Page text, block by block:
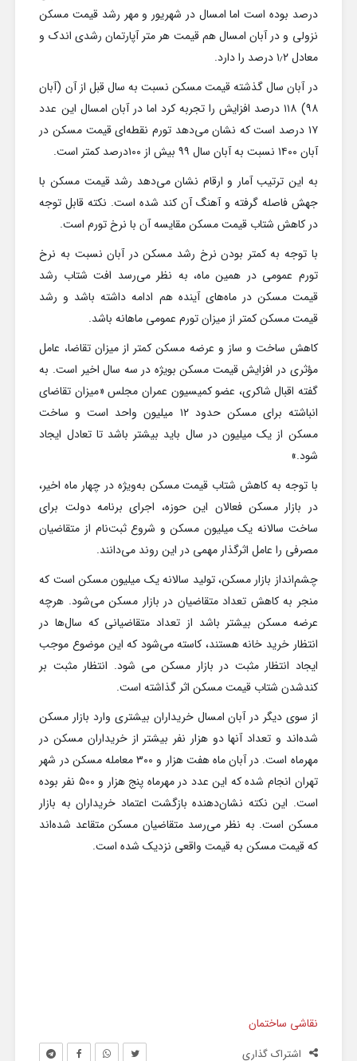
درصد بوده است اما امسال در شهریور و مهر رشد قیمت مسکن
نزولی و در آبان امسال هم قیمت هر متر آپارتمان رشدی اندک و
معادل ۱٫۲ درصد را دارد.
در آبان سال گذشته قیمت مسکن نسبت به سال قبل از آن (آبان
۹۸) ۱۱۸ درصد افزایش را تجربه کرد اما در آبان امسال این عدد
۱۷ درصد است که نشان می‌دهد تورم نقطه‌ای قیمت مسکن در
آبان ۱۴۰۰ نسبت به آبان سال ۹۹ بیش از ۱۰۰درصد کمتر است.
به این ترتیب آمار و ارقام نشان می‌دهد رشد قیمت مسکن با
جهش فاصله گرفته و آهنگ آن کند شده است. نکته قابل توجه
در کاهش شتاب قیمت مسکن مقایسه آن با نرخ تورم است.
با توجه به کمتر بودن نرخ رشد مسکن در آبان نسبت به نرخ
تورم عمومی در همین ماه، به نظر می‌رسد افت شتاب رشد
قیمت مسکن در ماه‌های آینده هم ادامه داشته باشد و رشد
قیمت مسکن کمتر از میزان تورم عمومی ماهانه باشد.
کاهش ساخت و ساز و عرضه مسکن کمتر از میزان تقاضا، عامل
مؤثری در افزایش قیمت مسکن بویژه در سه سال اخیر است. به
گفته اقبال شاکری، عضو کمیسیون عمران مجلس «میزان تقاضای
انباشته برای مسکن حدود ۱۲ میلیون واحد است و ساخت
مسکن از یک میلیون در سال باید بیشتر باشد تا تعادل ایجاد
شود.»
با توجه به کاهش شتاب قیمت مسکن به‌ویژه در چهار ماه اخیر،
در بازار مسکن فعالان این حوزه، اجرای برنامه دولت برای
ساخت سالانه یک میلیون مسکن و شروع ثبت‌نام از متقاضیان
مصرفی را عامل اثر‌گذار مهمی در این روند می‌دانند.
چشم‌انداز بازار مسکن، تولید سالانه یک میلیون مسکن است که
منجر به کاهش تعداد متقاضیان در بازار مسکن می‌شود. هرچه
عرضه مسکن بیشتر باشد از تعداد متقاضیانی که سال‌ها در
انتظار خرید خانه هستند، کاسته می‌شود که این موضوع موجب
ایجاد انتظار مثبت در بازار مسکن می شود. انتظار مثبت بر
کندشدن شتاب قیمت مسکن اثر گذاشته است.
از سوی دیگر در آبان امسال خریداران بیشتری وارد بازار مسکن
شده‌اند و تعداد آنها دو هزار نفر بیشتر از خریداران مسکن در
مهرماه است. در آبان ماه هفت هزار و ۳۰۰ معامله مسکن در شهر
تهران انجام شده که این عدد در مهرماه پنج هزار و ۵۰۰ نفر بوده
است. این نکته نشان‌دهنده بازگشت اعتماد خریداران به بازار
مسکن است. به نظر می‌رسد متقاضیان مسکن متقاعد شده‌اند
که قیمت مسکن به قیمت واقعی نزدیک شده است.
نقاشی ساختمان
اشتراک گذاری